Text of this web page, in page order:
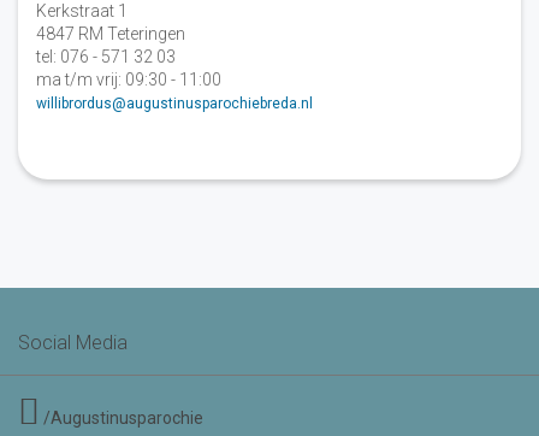
Kerkstraat 1
4847 RM Teteringen
tel: 076 - 571 32 03
ma t/m vrij: 09:30 - 11:00
willibrordus@augustinusparochiebreda.nl
Social Media
/Augustinusparochie